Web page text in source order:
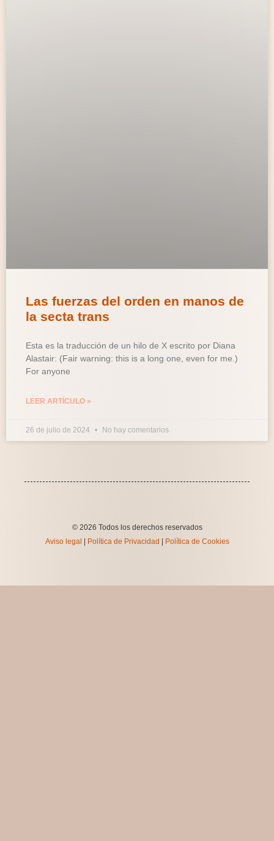
Las fuerzas del orden en manos de
la secta trans
Esta es la traducción de un hilo de X escrito por Diana
Alastair: (Fair warning: this is a long one, even for me.)
For anyone
LEER ARTÍCULO »
26 de julio de 2024 No hay comentarios
© 2026 Todos los derechos reservados
Aviso legal
Política de Privacidad Política de Cookies